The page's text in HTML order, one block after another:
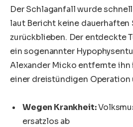
Der Schlaganfall wurde
laut Bericht keine dauerhaften
zurückblieben. Der entdeckte
ein sogenannter
Alexander Micko entfernte ihn
einer dreistündigen Operation
Wegen Krankheit:
ersatzlos ab